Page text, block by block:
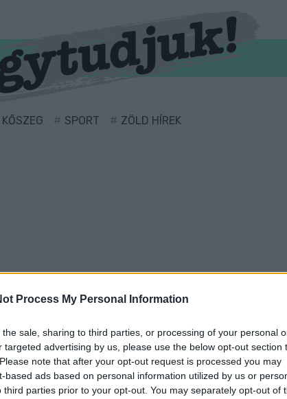
Process My Personal Information
sale, sharing to third parties, or processing of your personal
targeted advertising by us, please use the below opt-out section
note that after your opt-out request is processed you may
based ads based on personal information utilized by us or
third parties prior to your opt-out. You may separately opt-out of
KŐSZEG SPORT ZÖLD HÍREK
triatlon versenyre.